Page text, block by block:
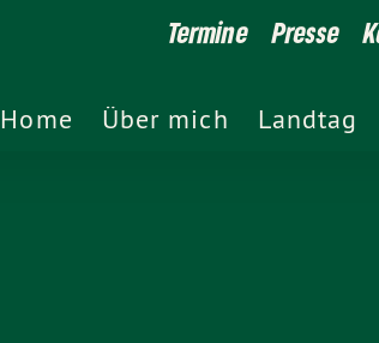
Termine Presse
Home Über mich Landtag